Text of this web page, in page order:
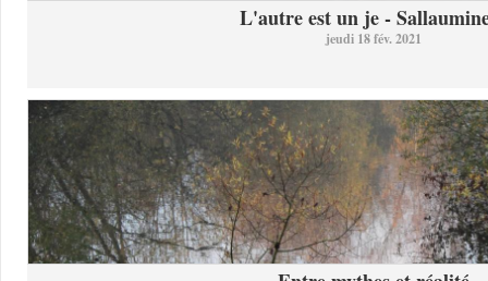
L'autre est un je -
jeudi 18 fév. 2021